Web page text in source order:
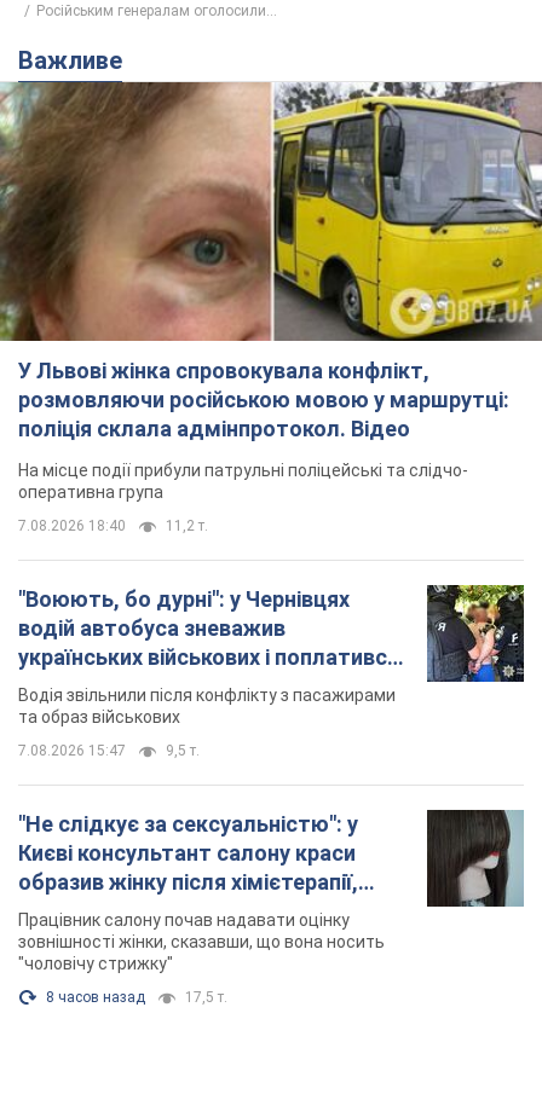
Російським генералам оголосили...
Важливе
У Львові жінка спровокувала конфлікт,
розмовляючи російською мовою у маршрутці:
поліція склала адмінпротокол. Відео
На місце події прибули патрульні поліцейські та слідчо-
оперативна група
7.08.2026 18:40 11,2 т.
"Воюють, бо дурні": у Чернівцях
водій автобуса зневажив
українських військових і поплатився.
Відео
Водія звільнили після конфлікту з пасажирами
та образ військових
7.08.2026 15:47 9,5 т.
"Не слідкує за сексуальністю": у
Києві консультант салону краси
образив жінку після хімієтерапії,
розгорівся скандал. Фото
Працівник салону почав надавати оцінку
зовнішності жінки, сказавши, що вона носить
"чоловічу стрижку"
8 часов назад 17,5 т.